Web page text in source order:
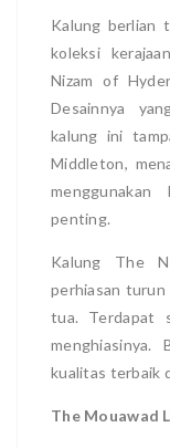
Kalung berlian
koleksi
Nizam of
Desainnya
kalung ini
Middleton,
penting.
Kalung The
perhiasan turun
tua. Terdapat
menghiasinya.
kualitas terbaik
The Mouawad